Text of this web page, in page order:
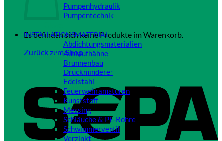
Es befinden sich keine Produkte im Warenkorb.
Zurück zum Shop
Pumpenhydraulik
Pumpentechnik
INSTALLATIONSMATERIAL
Abdichtungsmaterialien
Auslaufhähne
Brunnenbau
Druckminderer
Edelstahl
Feuerwehramaturen
Kunststoff
Messing
Schläuche & PE-Rohre
Schwimmerventil
Verzinkt